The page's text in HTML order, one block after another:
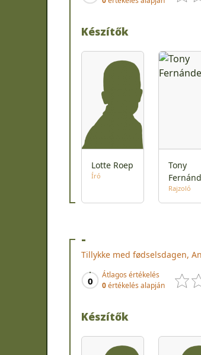
Készítők
Lotte Roep
Író
Tony
Rajzoló
-
Tillykke med fødselsdagen,
0
Átlagos értékelés
0értékelés alapján
Készítők